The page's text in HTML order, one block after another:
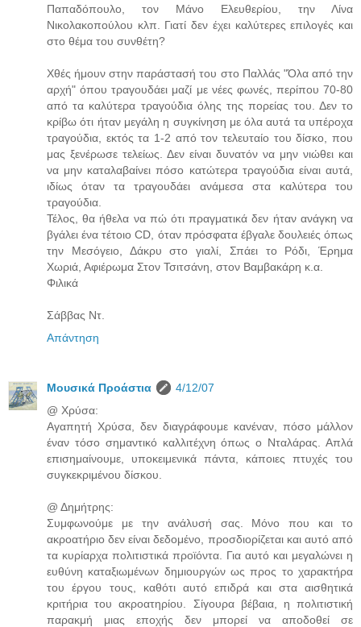
Παπαδόπουλο, τον Μάνο Ελευθερίου, την Λίνα
Νικολακοπούλου κλπ. Γιατί δεν έχει καλύτερες επιλογές και
στο θέμα του συνθέτη?
Χθές ήμουν στην παράστασή του στο Παλλάς "Όλα από την
αρχή" όπου τραγουδάει μαζί με νέες φωνές, περίπου 70-80
από τα καλύτερα τραγούδια όλης της πορείας του. Δεν το
κρίβω ότι ήταν μεγάλη η συγκίνηση με όλα αυτά τα υπέροχα
τραγούδια, εκτός τα 1-2 από τον τελευταίο του δίσκο, που
μας ξενέρωσε τελείως. Δεν είναι δυνατόν να μην νιώθει και
να μην καταλαβαίνει πόσο κατώτερα τραγούδια είναι αυτά,
ιδίως όταν τα τραγουδάει ανάμεσα στα καλύτερα του
τραγούδια.
Τέλος, θα ήθελα να πώ ότι πραγματικά δεν ήταν ανάγκη να
βγάλει ένα τέτοιο CD, όταν πρόσφατα έβγαλε δουλειές όπως
την Μεσόγειο, Δάκρυ στο γιαλί, Σπάει το Ρόδι, Έρημα
Χωριά, Αφιέρωμα Στον Τσιτσάνη, στον Βαμβακάρη κ.α.
Φιλικά
Σάββας Ντ.
Απάντηση
Μουσικά Προάστια
4/12/07
@ Χρύσα:
Αγαπητή Χρύσα, δεν διαγράφουμε κανέναν, πόσο μάλλον
έναν τόσο σημαντικό καλλιτέχνη όπως ο Νταλάρας. Απλά
επισημαίνουμε, υποκειμενικά πάντα, κάποιες πτυχές του
συγκεκριμένου δίσκου.
@ Δημήτρης:
Συμφωνούμε με την ανάλυσή σας. Μόνο που και το
ακροατήριο δεν είναι δεδομένο, προσδιορίζεται και αυτό από
τα κυρίαρχα πολιτιστικά προϊόντα. Για αυτό και μεγαλώνει η
ευθύνη καταξιωμένων δημιουργών ως προς το χαρακτήρα
του έργου τους, καθότι αυτό επιδρά και στα αισθητικά
κριτήρια του ακροατηρίου. Σίγουρα βέβαια, η πολιτιστική
παρακμή μιας εποχής δεν μπορεί να αποδοθεί σε